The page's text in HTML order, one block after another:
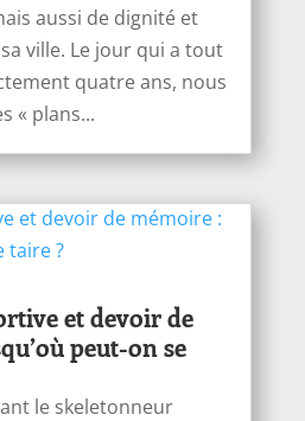
aussi de dignité et
ville. Le jour qui a tout
quatre ans, nous
« plans...
et devoir de
peut-on se
le skeletonneur